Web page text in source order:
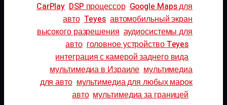
CarPlay DSP процессор Google Maps для
авто Teyes автомобильный экран
высокого разрешения аудиосистемы для
авто головное устройство Teyes
интеграция с камерой заднего вида
мультимедиа в Израиле мультимедиа
для авто мультимедиа для любых марок
авто мультимедиа за границей